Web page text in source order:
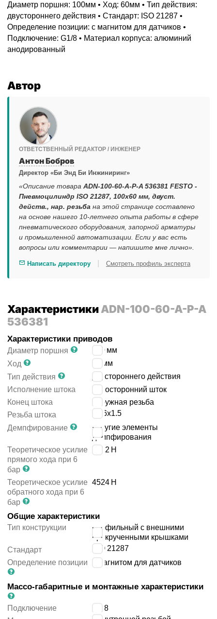
Диаметр поршня: 100мм • Ход: 60мм • Тип действия:
двустороннего действия • Стандарт: ISO 21287 •
Определение позиции: с магнитом для датчиков •
Подключение: G1/8 • Материал корпуса: алюминий
анодированный
Автор
ОТВЕТСТВЕННЫЙ РЕДАКТОР / ИНЖЕНЕР
Антон Бобров
Директор «Би Энд Би Инжиниринг»
«Описание товара ADN-100-60-A-P-A 536381 FESTO -
Пневмоцилиндр ISO 21287, 100x60 мм, двуст.
действ., нар. резьба на этой странице составлено
на основе нашего 10-летнего опыта работы в сфере
пневматического оборудования, запорной арматуры
и промышленной автоматизации. Если у вас есть
вопросы или комментарии — напишите мне лично».
Написать директору Смотреть профиль эксперта
ХарактеристикиADN-100-60-A-P-A
536381
Характеристики приводов
Диаметр поршня 100 мм
Ход
мм
Тип действия
двустороннего действия
Исполнение штока
односторонний шток
Конец штока
наружная резьба
Резьба штока
M16x1.5
Демпфирование
упругие элементы
демпфирования
Теоретическое усилие
прямого хода при 6
бар
4712 Н
Теоретическое усилие
обратного хода при 6
бар
4524 Н
Общие характеристики
Тип конструкции
профильный с внешними
прикрученными крышками
Стандарт
ISO 21287
Определение позиции
с магнитом для датчиков
Массо-габаритные и монтажные характеристики
Подключение
G1/8